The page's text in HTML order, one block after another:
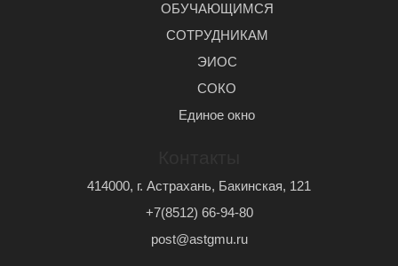
ОБУЧАЮЩИМСЯ
СОТРУДНИКАМ
ЭИОС
СОКО
Единое окно
414000, г. Астрахань, Бакинская, 121
+7(8512) 66-94-80
post@astgmu.ru